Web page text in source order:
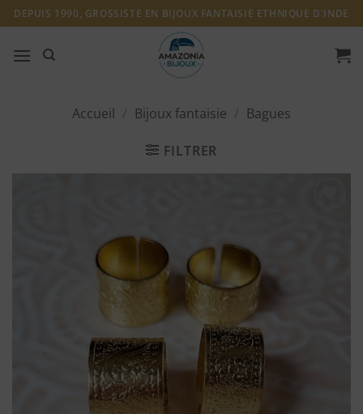
Passer
au
contenu
DEPUIS 1990, GROSSISTE EN BIJOUX FANTAISIE ETHNIQUE D'INDE
Accueil Bijoux fantaisie Bagues
FILTRER